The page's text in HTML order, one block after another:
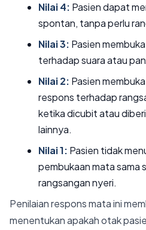
Nilai 4: Pasien dapat
spontan, tanpa perlu
Nilai 3: Pasien
terhadap suara atau
Nilai 2: Pasien
respons terhadap
ketika dicubit atau
lainnya.
Nilai 1: Pasien tidak
pembukaan mata sama
rangsangan nyeri.
Penilaian respons mata ini
menentukan apakah otak